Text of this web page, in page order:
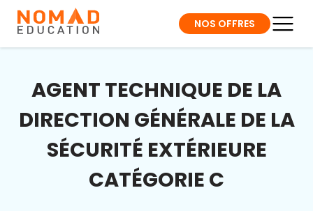
NOS OFFRES
AGENT TECHNIQUE DE LA
DIRECTION GÉNÉRALE DE LA
SÉCURITÉ EXTÉRIEURE
CATÉGORIE C